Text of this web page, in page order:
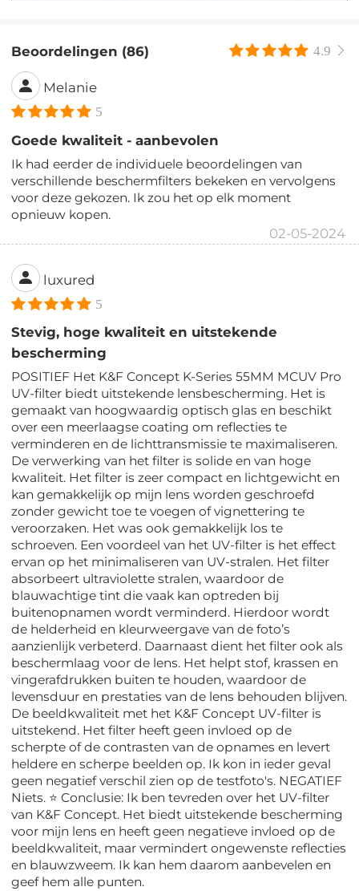
Beoordelingen (86) 4.9
Melanie
5
Goede kwaliteit - aanbevolen
Ik had eerder de individuele beoordelingen van
verschillende beschermfilters bekeken en vervolgens
voor deze gekozen. Ik zou het op elk moment
opnieuw kopen.
02-05-2024
luxured
5
Stevig, hoge kwaliteit en uitstekende
bescherming
POSITIEF Het K&F Concept K-Series 55MM MCUV Pro
UV-filter biedt uitstekende lensbescherming. Het is
gemaakt van hoogwaardig optisch glas en beschikt
over een meerlaagse coating om reflecties te
verminderen en de lichttransmissie te maximaliseren.
De verwerking van het filter is solide en van hoge
kwaliteit. Het filter is zeer compact en lichtgewicht en
kan gemakkelijk op mijn lens worden geschroefd
zonder gewicht toe te voegen of vignettering te
veroorzaken. Het was ook gemakkelijk los te
schroeven. Een voordeel van het UV-filter is het effect
ervan op het minimaliseren van UV-stralen. Het filter
absorbeert ultraviolette stralen, waardoor de
blauwachtige tint die vaak kan optreden bij
buitenopnamen wordt verminderd. Hierdoor wordt
de helderheid en kleurweergave van de foto’s
aanzienlijk verbeterd. Daarnaast dient het filter ook als
beschermlaag voor de lens. Het helpt stof, krassen en
vingerafdrukken buiten te houden, waardoor de
levensduur en prestaties van de lens behouden blijven.
De beeldkwaliteit met het K&F Concept UV-filter is
uitstekend. Het filter heeft geen invloed op de
scherpte of de contrasten van de opnames en levert
heldere en scherpe beelden op. Ik kon in ieder geval
geen negatief verschil zien op de testfoto's. NEGATIEF
Niets. ⭐️ Conclusie: Ik ben tevreden over het UV-filter
van K&F Concept. Het biedt uitstekende bescherming
voor mijn lens en heeft geen negatieve invloed op de
beeldkwaliteit, maar vermindert ongewenste reflecties
en blauwzweem. Ik kan hem daarom aanbevelen en
geef hem alle punten.